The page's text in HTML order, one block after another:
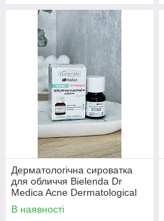
Дерматологічна сироватка
для обличчя Bielenda Dr
Medica Acne Dermatological
Anti-Acne Serum анти-акне,
30 мл
В наявності